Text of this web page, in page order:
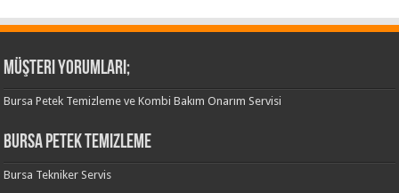
Müşteri Yorumları;
Bursa Petek Temizleme ve Kombi Bakım Onarım Servisi
Bursa Petek Temizleme
Bursa Tekniker Servis